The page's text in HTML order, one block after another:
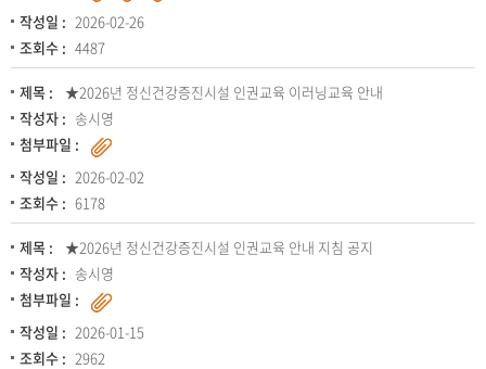
작성일 : 2026-02-26
조회수 : 4487
제목 :
★2026년 정신건강증진시설 인권교육 이러닝교육 안내
작성자 : 송시영
첨부파일 :
작성일 : 2026-02-02
조회수 : 6178
제목 :
★2026년 정신건강증진시설 인권교육 안내 지침 공지
작성자 : 송시영
첨부파일 :
작성일 : 2026-01-15
조회수 : 2962